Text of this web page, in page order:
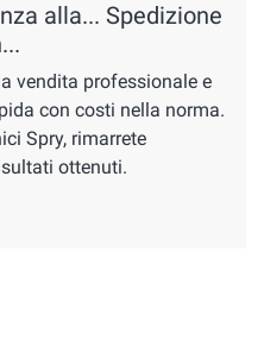
alla... Spedizione
vendita professionale e
con costi nella norma.
Spry, rimarrete
ottenuti.